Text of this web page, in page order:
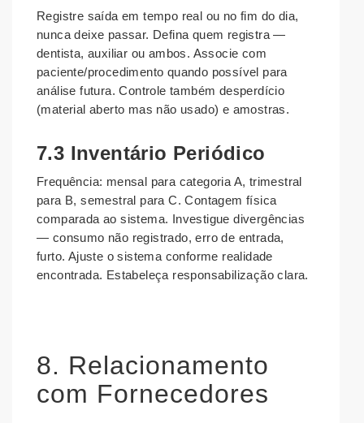
Registre saída em tempo real ou no fim do dia,
nunca deixe passar. Defina quem registra —
dentista, auxiliar ou ambos. Associe com
paciente/procedimento quando possível para
análise futura. Controle também desperdício
(material aberto mas não usado) e amostras.
7.3 Inventário Periódico
Frequência: mensal para categoria A, trimestral
para B, semestral para C. Contagem física
comparada ao sistema. Investigue divergências
— consumo não registrado, erro de entrada,
furto. Ajuste o sistema conforme realidade
encontrada. Estabeleça responsabilização clara.
8. Relacionamento
com Fornecedores